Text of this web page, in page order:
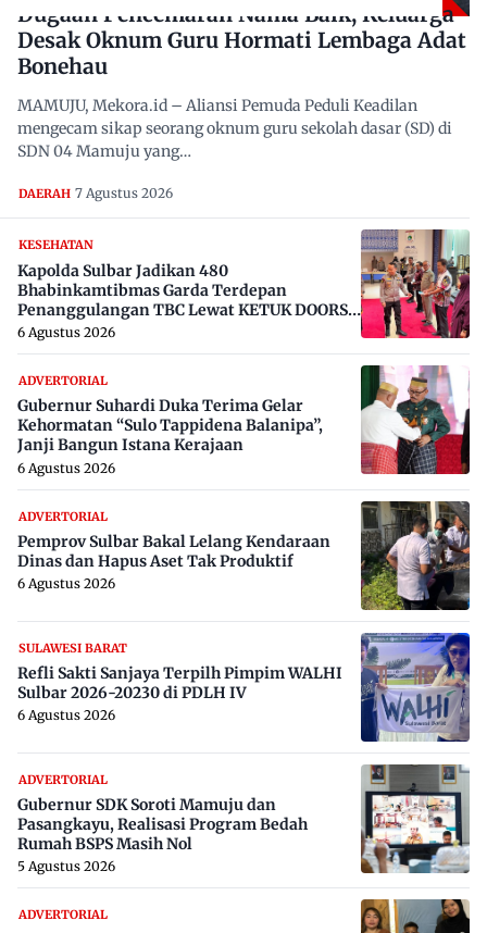
Dugaan Pencemaran Nama Baik, Keluarga
Desak Oknum Guru Hormati Lembaga Adat
Bonehau
MAMUJU, Mekora.id – Aliansi Pemuda Peduli Keadilan
mengecam sikap seorang oknum guru sekolah dasar (SD) di
SDN 04 Mamuju yang…
DAERAH 7 Agustus 2026
KESEHATAN
Kapolda Sulbar Jadikan 480
Bhabinkamtibmas Garda Terdepan
Penanggulangan TBC Lewat KETUK DOORS
di 650 Desa
6 Agustus 2026
ADVERTORIAL
Gubernur Suhardi Duka Terima Gelar
Kehormatan “Sulo Tappidena Balanipa”,
Janji Bangun Istana Kerajaan
6 Agustus 2026
ADVERTORIAL
Pemprov Sulbar Bakal Lelang Kendaraan
Dinas dan Hapus Aset Tak Produktif
6 Agustus 2026
SULAWESI BARAT
Refli Sakti Sanjaya Terpilh Pimpim WALHI
Sulbar 2026-20230 di PDLH IV
6 Agustus 2026
ADVERTORIAL
Gubernur SDK Soroti Mamuju dan
Pasangkayu, Realisasi Program Bedah
Rumah BSPS Masih Nol
5 Agustus 2026
ADVERTORIAL